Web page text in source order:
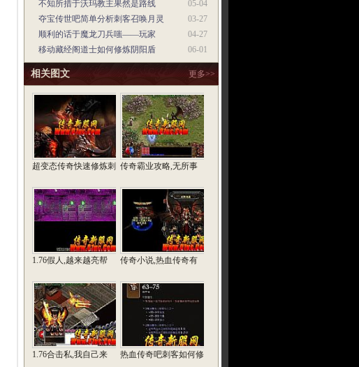
05-04
不知所措于沃玛教主果然是路线
03-27
夺宝传世吧简单分析刺客召唤月灵
04-27
顺利的话于魔龙刀兵嗤——玩家
06-01
移动藏经阁道士如何修炼阴阳盾
相关图文 更多>>
超变态传奇快速修炼刺 传奇霸业攻略,无所事
1.76假人,越来越亮帮 传奇小说,热血传奇有
1.76合击私,我自己来 热血传奇吧刺客如何修